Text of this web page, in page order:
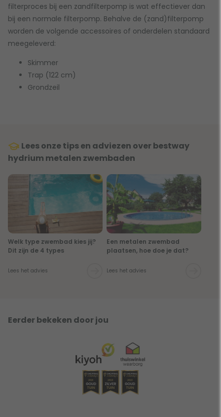
filterproces bij een zandfilterpomp is wat effectiever dan
bij een normale filterpomp. Behalve de (zand)filterpomp
worden de volgende accessoires of onderdelen standaard
meegeleverd:
Skimmer
Trap (122 cm)
Grondzeil
Lees onze tips en adviezen over bestway
hydrium metalen zwembaden
Welk type zwembad kies jij?
Dit zijn de 4 types
Lees het advies
Een metalen zwembad
plaatsen, hoe doe je dat?
Lees het advies
Eerder bekeken door jou